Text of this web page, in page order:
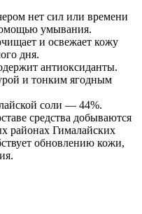
нет сил или времени
умывания.
и освежает кожу
дня.
антиоксиданты.
и тонким ягодным
соли — 44%.
средства добываются
районах Гималайских
обновлению кожи,